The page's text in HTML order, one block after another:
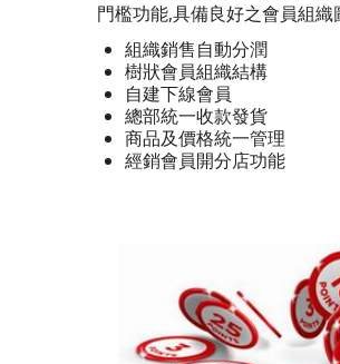
門檻功能,具備良好之會員組織
組織銷售自動分潤
樹狀會員組織結構
自建下線會員
總部統一收款發貨
商品及價格統一管理
經銷會員開分店功能